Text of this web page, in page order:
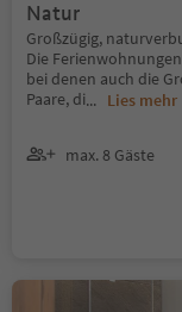
Natur
Großzügig,
Die
bei denen auch die
Paare, di... Lies mehr
max. 8 Gäste